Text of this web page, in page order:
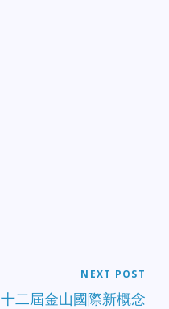
NEXT POST
十二屆金山國際新概念